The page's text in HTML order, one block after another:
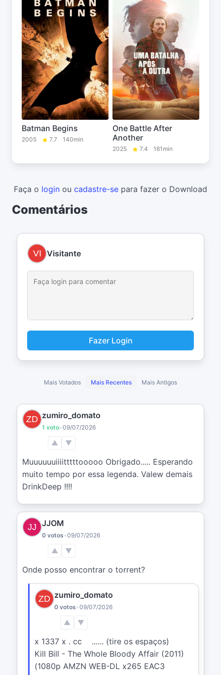
Batman Begins
2005 7.7 140min
One Battle After
Another
2025 7.4 161min
Faça o login ou cadastre-se para fazer o Download
Comentários
Visitante
Fazer Login
Mais Votados Mais Recentes Mais Antigos
zumiro_domato
1 voto•09/07/2026
▲ ▼
Muuuuuuiiiitttttooooo Obrigado..... Esperando
muito tempo por essa legenda. Valew demais
DrinkDeep !!!!
JJOM
0 votos •09/07/2026
▲ ▼
Onde posso encontrar o torrent?
zumiro_domato
0 votos •09/07/2026
▲ ▼
x 1337 x . cc    ...... (tire os espaços)
Kill Bill - The Whole Bloody Affair (2011)
(1080p AMZN WEB-DL x265 EAC3